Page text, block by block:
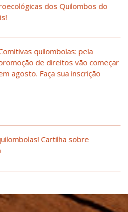
dos Quilombos do
quilombolas: pela
de direitos vão começar
agosto. Faça sua inscrição
Cartilha sobre